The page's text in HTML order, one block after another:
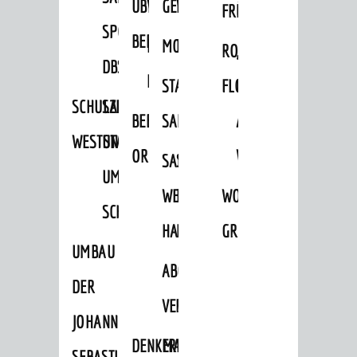
SPORTHALLE
DBS
SCHULZENTRUM
WESTSTADT
SANIERUNG-
UND
UMBAUMASSNAHME S
CHLOSS
UMBAU
DER
JOHANN-
ÜBER
BEBAUUNGSPLÄNE
VERFAHREN
BEBAUUNGSPLÄNE
KERNSTADT
BEBAUUNGSPLÄNE
ORTSTEILE
EINZELHANDELSKONZEPT
MOBILFUNKKONZEPT
LÄRMAKTIONSPLAN
STADTERNEUERUNG/-
SANIERUNG
SANIERUNG
WESTLICH
HAUPTBAHNHOF
SANIERUNGSGEBIET
HILDEBRANDSCHE
MÜHLE
ABGESCHLOSSENE
VERFAHREN
DENKMALSCHUTZ
ERHALTUNGSSATZUNGEN
FRÜHLING
HERBST
RODENSTEINER
FLOHMARKT
„WOINEM
LIVE“
AM
WINDECKPLATZ
WOCHENMARKT
GROOVE